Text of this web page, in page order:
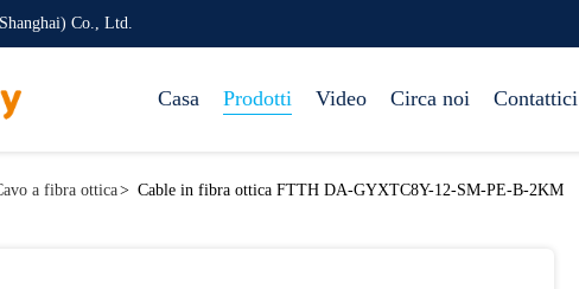
Co., Ltd.
Casa Prodotti Video Circa noi Contattici
a fibra ottica> Cable in fibra ottica FTTH DA-GYXTC8Y-12-SM-PE-B-2KM